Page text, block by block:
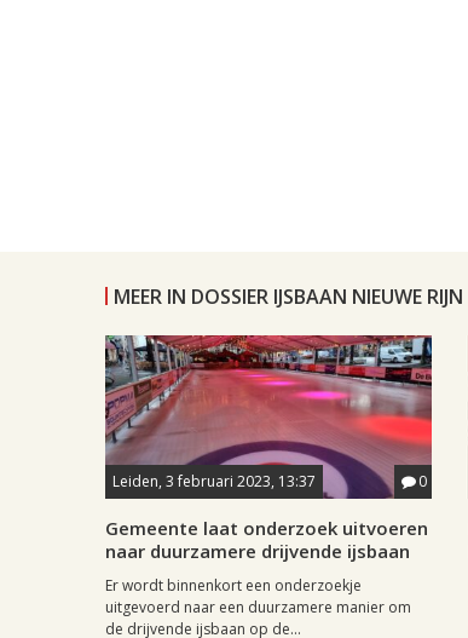
MEER IN DOSSIER IJSBAAN NIEUWE RIJN
Leiden, 3 februari 2023, 13:37 0
Gemeente laat onderzoek uitvoeren
naar duurzamere drijvende ijsbaan
Er wordt binnenkort een onderzoekje
uitgevoerd naar een duurzamere manier om
de drijvende ijsbaan op de...